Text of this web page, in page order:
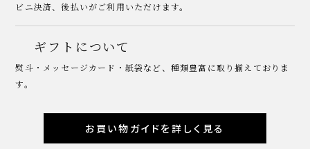
ビニ決済、後払いがご利用いただけます。
ギフトについて
熨斗・メッセージカード・紙袋など、種類豊富に取り揃えておりま
す。
お買い物ガイドを詳しく見る